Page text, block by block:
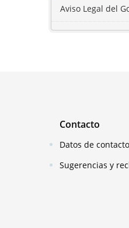
Aviso Legal del
Contacto
Datos de contacto
Sugerencias y